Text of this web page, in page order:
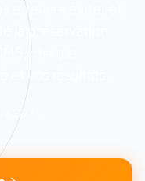
erreurs à éviter et
la préservation
chaque
et vos résultats.
2025